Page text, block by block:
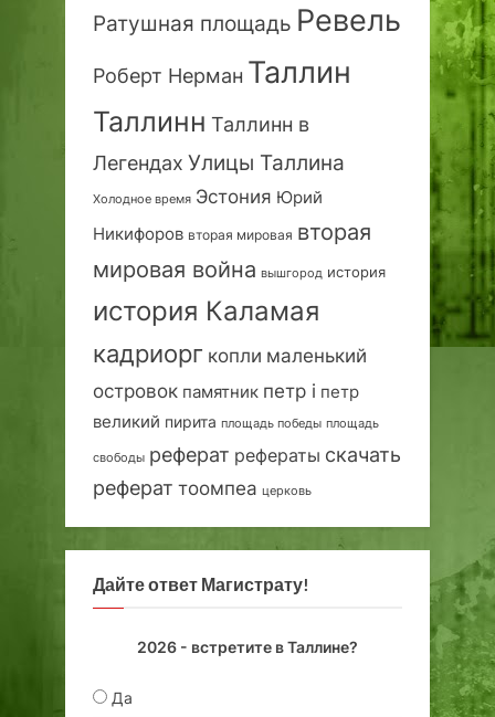
Ратушная площадь Ревель
Роберт Нерман Таллин
Таллинн Таллинн в
Легендах Улицы Таллина
Холодное время Эстония Юрий
Никифоров вторая мировая вторая
мировая война вышгород история
история Каламая
кадриорг копли маленький
островок памятник петр i петр
великий пирита площадь победы площадь
свободы реферат рефераты скачать
реферат тоомпеа церковь
Дайте ответ Магистрату!
2026 - встретите в Таллине?
Да